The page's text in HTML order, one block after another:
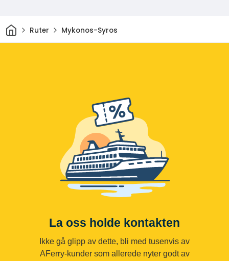
HjemRuter Mykonos-Syros
La oss holde kontakten
Ikke gå glipp av dette, bli med tusenvis av
AFerry-kunder som allerede nyter godt av